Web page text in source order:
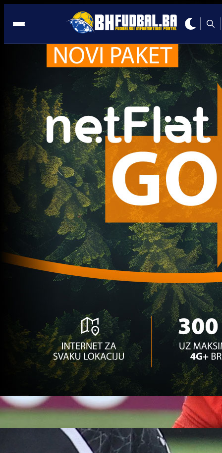
A Selekcija
Lukić seli u Bundesligu? Dva njemačka kluba
krenula po bh. reprezentativca!
A Selekcija
Jovo Lukić ima novi klub: Trener Cluja praktično
potvrdio veliki transfer!
3 dan 6 h